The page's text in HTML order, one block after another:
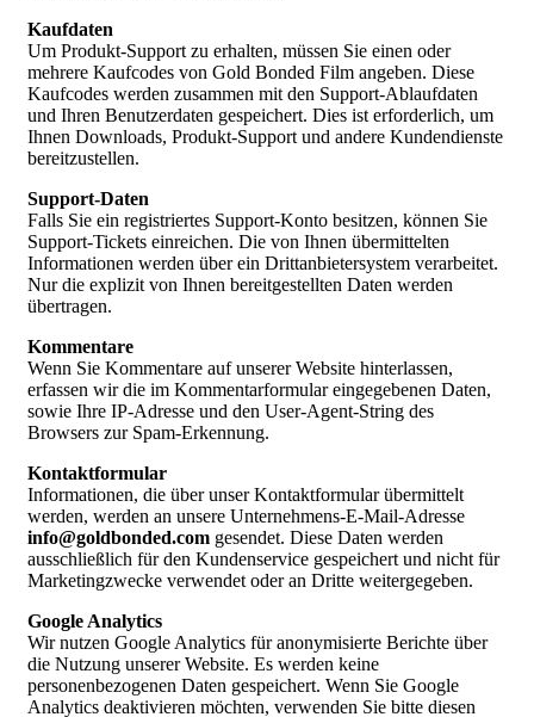
Kaufdaten
Um Produkt-Support zu erhalten, müssen Sie einen oder
mehrere Kaufcodes von Gold Bonded Film angeben. Diese
Kaufcodes werden zusammen mit den Support-Ablaufdaten
und Ihren Benutzerdaten gespeichert. Dies ist erforderlich, um
Ihnen Downloads, Produkt-Support und andere Kundendienste
bereitzustellen.
Support-Daten
Falls Sie ein registriertes Support-Konto besitzen, können Sie
Support-Tickets einreichen. Die von Ihnen übermittelten
Informationen werden über ein Drittanbietersystem verarbeitet.
Nur die explizit von Ihnen bereitgestellten Daten werden
übertragen.
Kommentare
Wenn Sie Kommentare auf unserer Website hinterlassen,
erfassen wir die im Kommentarformular eingegebenen Daten,
sowie Ihre IP-Adresse und den User-Agent-String des
Browsers zur Spam-Erkennung.
Kontaktformular
Informationen, die über unser Kontaktformular übermittelt
werden, werden an unsere Unternehmens-E-Mail-Adresse
info@goldbonded.com gesendet. Diese Daten werden
ausschließlich für den Kundenservice gespeichert und nicht für
Marketingzwecke verwendet oder an Dritte weitergegeben.
Google Analytics
Wir nutzen Google Analytics für anonymisierte Berichte über
die Nutzung unserer Website. Es werden keine
personenbezogenen Daten gespeichert. Wenn Sie Google
Analytics deaktivieren möchten, verwenden Sie bitte diesen